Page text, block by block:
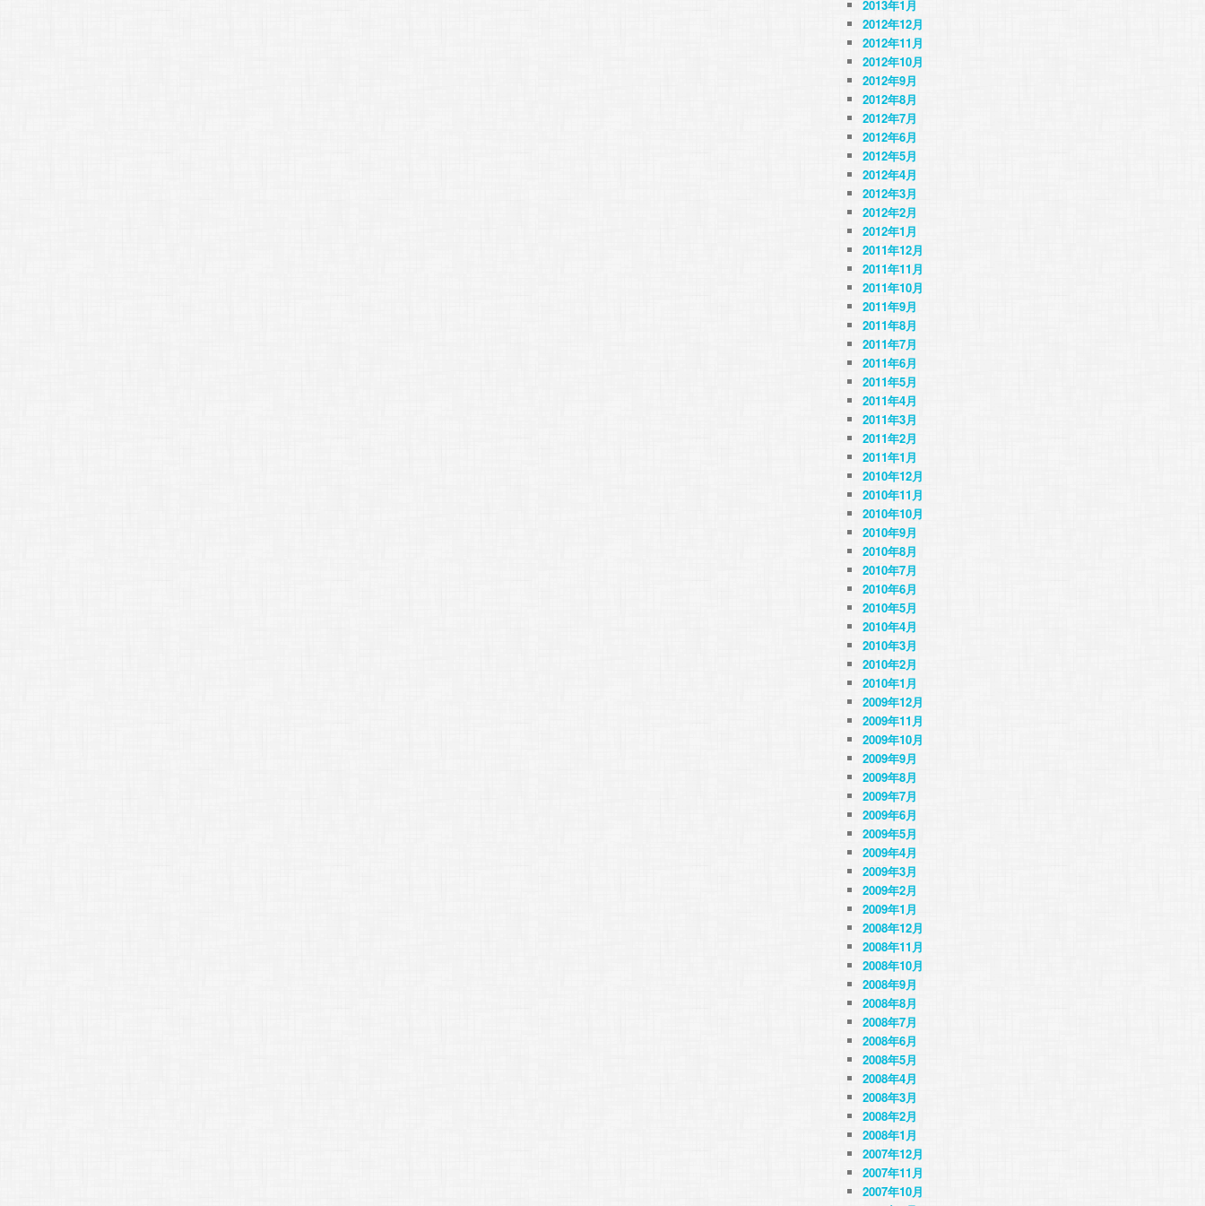
2013年1月
2012年12月
2012年11月
2012年10月
2012年9月
2012年8月
2012年7月
2012年6月
2012年5月
2012年4月
2012年3月
2012年2月
2012年1月
2011年12月
2011年11月
2011年10月
2011年9月
2011年8月
2011年7月
2011年6月
2011年5月
2011年4月
2011年3月
2011年2月
2011年1月
2010年12月
2010年11月
2010年10月
2010年9月
2010年8月
2010年7月
2010年6月
2010年5月
2010年4月
2010年3月
2010年2月
2010年1月
2009年12月
2009年11月
2009年10月
2009年9月
2009年8月
2009年7月
2009年6月
2009年5月
2009年4月
2009年3月
2009年2月
2009年1月
2008年12月
2008年11月
2008年10月
2008年9月
2008年8月
2008年7月
2008年6月
2008年5月
2008年4月
2008年3月
2008年2月
2008年1月
2007年12月
2007年11月
2007年10月